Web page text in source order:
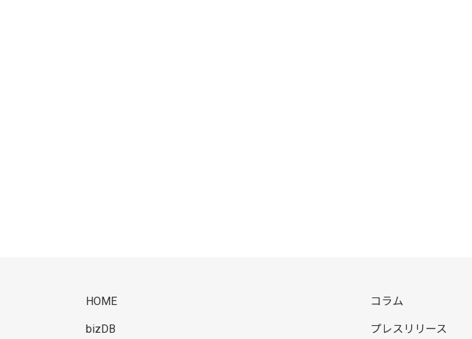
HOME
bizDB
コラム
プレスリリース